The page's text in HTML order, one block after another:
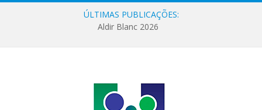
ÚLTIMAS PUBLICAÇÕES:
Aldir Blanc 2026